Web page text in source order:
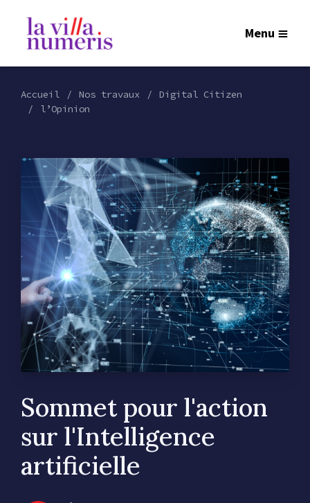
Menu
Accueil Nos travaux
Digital Citizen
l’Opinion
Sommet pour l'action
sur l'Intelligence
artificielle